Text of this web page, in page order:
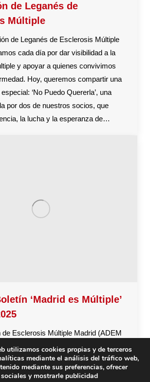
de Leganés de
Múltiple
de Leganés de Esclerosis Múltiple
cada día por dar visibilidad a la
y apoyar a quienes convivimos
Hoy, queremos compartir una
‘No Puedo Quererla’, una
por dos de nuestros socios, que
la lucha y la esperanza de…
‘Madrid es Múltiple’
de Esclerosis Múltiple Madrid (ADEM
el boletín ‘Madrid es Múltiple’
Podéis descargar el PDF y leer
el que vais a encontrar noticias y
utilizamos cookies propias y de terceros
mediante el análisis del tráfico web,
mediante sus preferencias, ofrecer
y mostrarle publicidad